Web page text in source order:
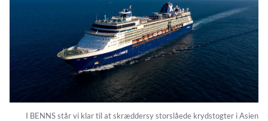
I BENNS står vi klar til at skræddersy storslåede krydstogter i Asien